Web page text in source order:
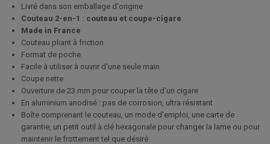
Livré dans son emballage d'origine
Couteau 2-en-1 : couteau et coupe-cigare
Made in France
Couteau pliant à friction
Format de poche
Facile à utiliser à ouvrir d'une seule main
Coupe nette
Ouverture de 23 mm pour couper la tête d'un cigare
En aluminium anodisé : pas de corrosion, ultra résistant
Boîte comprenant le couteau, un mode d'emploi, une carte de
garantie, un petit outil à clé hexagonale pour changer la lame ou pour
maintenir le frottement tel que désiré